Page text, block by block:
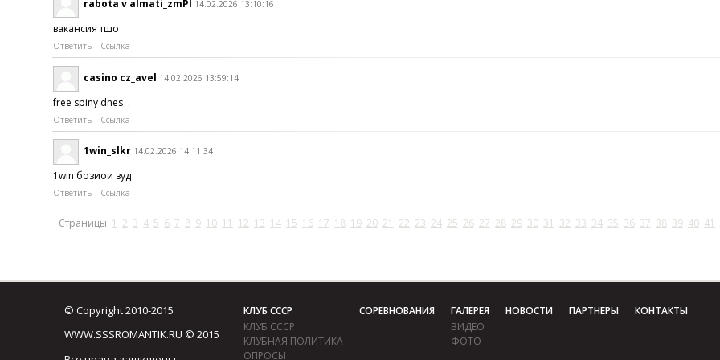
rabota v almati_zmPl 14.02.2026 13:10:16
вакансия тшо .
Ответить Ссылка
casino cz_avel 14.02.2026 13:59:14
free spiny dnes .
Ответить Ссылка
1win_slkr 14.02.2026 14:11:34
1win бозиҳои зуд
Ответить Ссылка
Страницы: 1 2 3 4 5 6 7 8 9 10 11 12 13 14 15 16 17 18 19 20 21 22 23 24 25 26 27 28 29 30 31 32 33 34 35 36 37 38 39 40 41
© Copyright 2010-2015
WWW.SSSROMANTIK.RU © 2015
КЛУБ СССР
КЛУБ СССР
КЛУБНАЯ ПОЛИТИКА
ОПРОСЫ
СОРЕВНОВАНИЯ
ГАЛЕРЕЯ
ВИДЕО
ФОТО
НОВОСТИ ПАРТНЕРЫ КОНТАКТЫ